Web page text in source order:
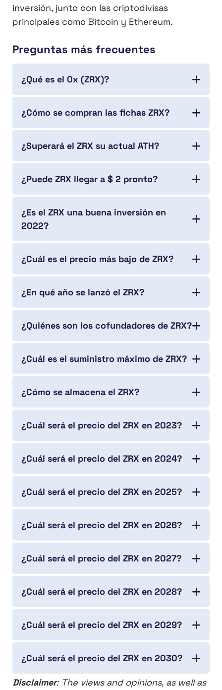
inversión, junto con las criptodivisas
principales como Bitcoin y Ethereum.
Preguntas más frecuentes
¿Qué es el 0x (ZRX)?
¿Cómo se compran las fichas ZRX?
¿Superará el ZRX su actual ATH?
¿Puede ZRX llegar a $ 2 pronto?
¿Es el ZRX una buena inversión en
2022?
¿Cuál es el precio más bajo de ZRX?
¿En qué año se lanzó el ZRX?
¿Quiénes son los cofundadores de ZRX?
¿Cuál es el suministro máximo de ZRX?
¿Cómo se almacena el ZRX?
¿Cuál será el precio del ZRX en 2023?
¿Cuál será el precio del ZRX en 2024?
¿Cuál será el precio del ZRX en 2025?
¿Cuál será el precio del ZRX en 2026?
¿Cuál será el precio del ZRX en 2027?
¿Cuál será el precio del ZRX en 2028?
¿Cuál será el precio del ZRX en 2029?
¿Cuál será el precio del ZRX en 2030?
Disclaimer: The views and opinions, as well as